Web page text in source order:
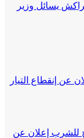
يسائل وزير
عن إنقطاع التيار
للشرب إعلان عن